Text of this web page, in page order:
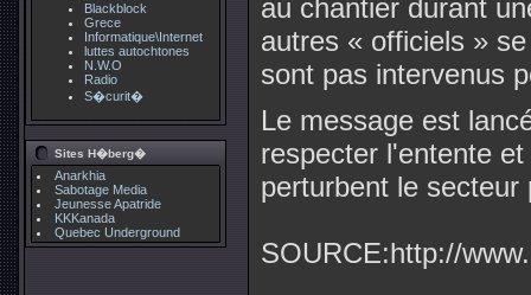
Blackblock
Grece
Informatique\Internet
luttes autochtones
N.W.O
Radio
S�curit�
Sites H�berg�
Anarkhia
Sabotage Media
Jeunesse Apatride
KKKanada
Quebec Underground
au chantier durant
autres « officiels »
sont pas intervenus
Le message est
respecter l'entente
perturbent le
SOURCE:http://